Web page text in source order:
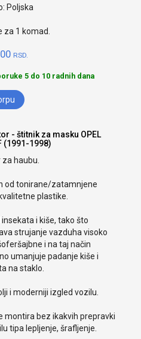
Poljska
za 1 komad.
RSD.
5 do 10 radnih dana
- štitnik za masku OPEL
(1991-1998)
haubu.
od tonirane/zatamnjene
plastike.
insekata i kiše, tako što
strujanje vazduha visoko
i na taj način
umanjuje padanje kiše i
na staklo.
i moderniji izgled vozilu.
montira bez ikakvih prepravki
tipa lepljenje, šrafljenje.